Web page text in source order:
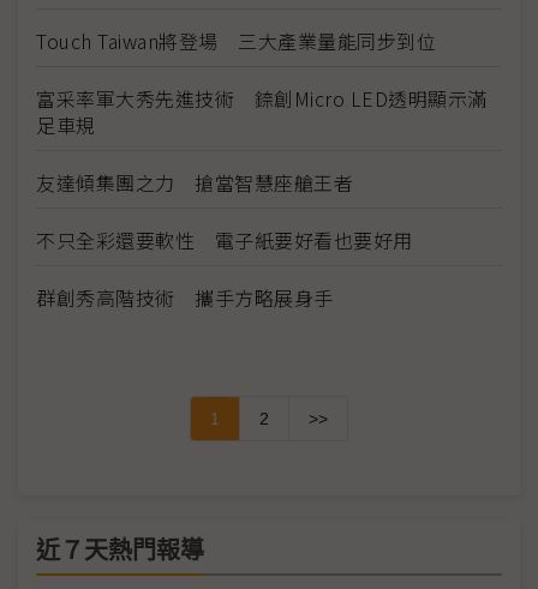
Touch Taiwan將登場 三大產業量能同步到位
富采率軍大秀先進技術 錼創Micro LED透明顯示滿
足車規
友達傾集團之力 搶當智慧座艙王者
不只全彩還要軟性 電子紙要好看也要好用
群創秀高階技術 攜手方略展身手
1 2 >>
近７天熱門報導